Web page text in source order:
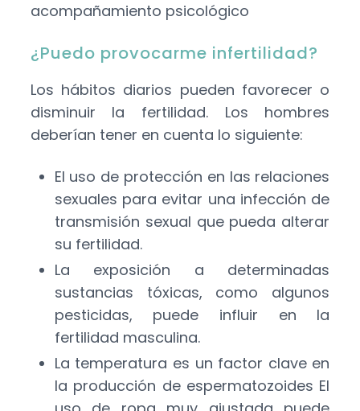
acompañamiento psicológico
¿Puedo provocarme infertilidad?
Los hábitos diarios pueden favorecer o
disminuir la fertilidad. Los hombres
deberían tener en cuenta lo siguiente:
El uso de protección en las relaciones
sexuales para evitar una infección de
transmisión sexual que pueda alterar
su fertilidad.
La exposición a determinadas
sustancias tóxicas, como algunos
pesticidas, puede influir en la
fertilidad masculina.
La temperatura es un factor clave en
la producción de espermatozoides El